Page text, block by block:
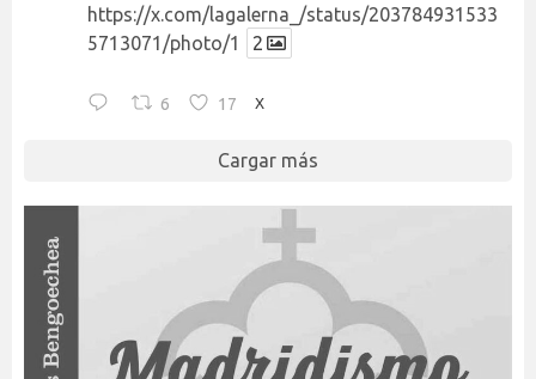
https://x.com/lagalerna_/status/203784931533
5713071/photo/1
2
6 17 X
Cargar más